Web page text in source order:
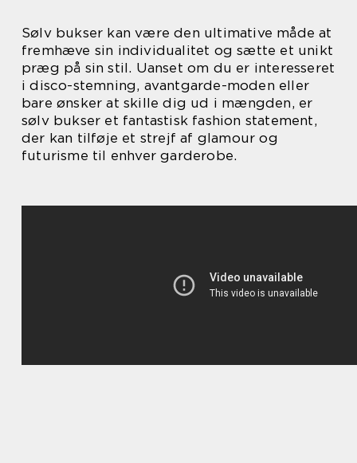
Sølv bukser kan være den ultimative måde at
fremhæve sin individualitet og sætte et unikt
præg på sin stil. Uanset om du er interesseret
i disco-stemning, avantgarde-moden eller
bare ønsker at skille dig ud i mængden, er
sølv bukser et fantastisk fashion statement,
der kan tilføje et strejf af glamour og
futurisme til enhver garderobe.